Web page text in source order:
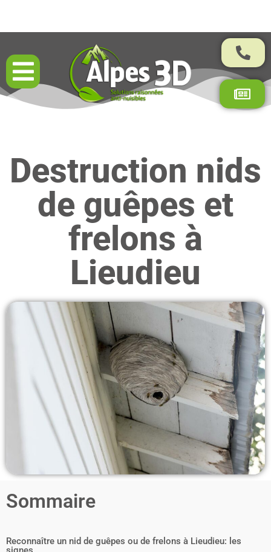
Résultats garantis par contrat
Destruction nids
de guêpes et
frelons à
Lieudieu
Sommaire
Reconnaître un nid de guêpes ou de frelons à Lieudieu: les